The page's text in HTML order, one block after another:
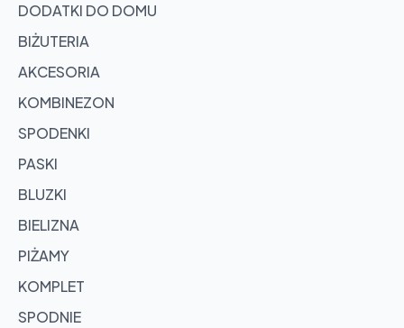
DODATKI DO DOMU
BIŻUTERIA
AKCESORIA
KOMBINEZON
SPODENKI
PASKI
BLUZKI
BIELIZNA
PIŻAMY
KOMPLET
SPODNIE